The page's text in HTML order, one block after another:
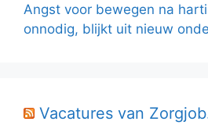
Angst voor bewegen na
onnodig, blijkt uit nieuw
Vacatures van